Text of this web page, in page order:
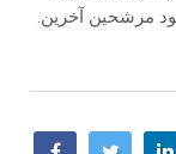
مرشحين آخرين.